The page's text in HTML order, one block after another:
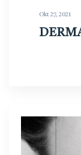
Okt 27, 2021